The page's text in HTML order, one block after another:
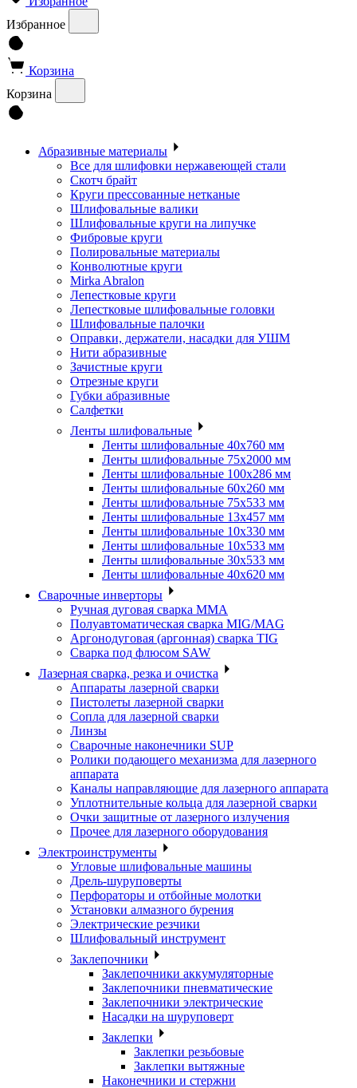
Избранное
Корзина
Корзина
Абразивные материалы
Все для шлифовки нержавеющей стали
Скотч брайт
Круги прессованные нетканые
Шлифовальные валики
Шлифовальные круги на липучке
Фибровые круги
Полировальные материалы
Конволютные круги
Mirka Abralon
Лепестковые круги
Лепестковые шлифовальные головки
Шлифовальные палочки
Оправки, держатели, насадки для УШМ
Нити абразивные
Зачистные круги
Отрезные круги
Губки абразивные
Салфетки
Ленты шлифовальные
Ленты шлифовальные 40х760 мм
Ленты шлифовальные 75х2000 мм
Ленты шлифовальные 100х286 мм
Ленты шлифовальные 60х260 мм
Ленты шлифовальные 75х533 мм
Ленты шлифовальные 13х457 мм
Ленты шлифовальные 10х330 мм
Ленты шлифовальные 10х533 мм
Ленты шлифовальные 30х533 мм
Ленты шлифовальные 40х620 мм
Сварочные инверторы
Ручная дуговая сварка MMA
Полуавтоматическая сварка MIG/MAG
Аргонодуговая (аргонная) сварка TIG
Сварка под флюсом SAW
Лазерная сварка, резка и очистка
Аппараты лазерной сварки
Пистолеты лазерной сварки
Сопла для лазерной сварки
Линзы
Сварочные наконечники SUP
Ролики подающего механизма для лазерного
аппарата
Каналы направляющие для лазерного аппарата
Уплотнительные кольца для лазерной сварки
Очки защитные от лазерного излучения
Прочее для лазерного оборудования
Электроинструменты
Угловые шлифовальные машины
Дрель-шуруповерты
Перфораторы и отбойные молотки
Установки алмазного бурения
Электрические резчики
Шлифовальный инструмент
Заклепочники
Заклепочники аккумуляторные
Заклепочники пневматические
Заклепочники электрические
Насадки на шуруповерт
Заклепки
Заклепки резьбовые
Заклепки вытяжные
Наконечники и стержни